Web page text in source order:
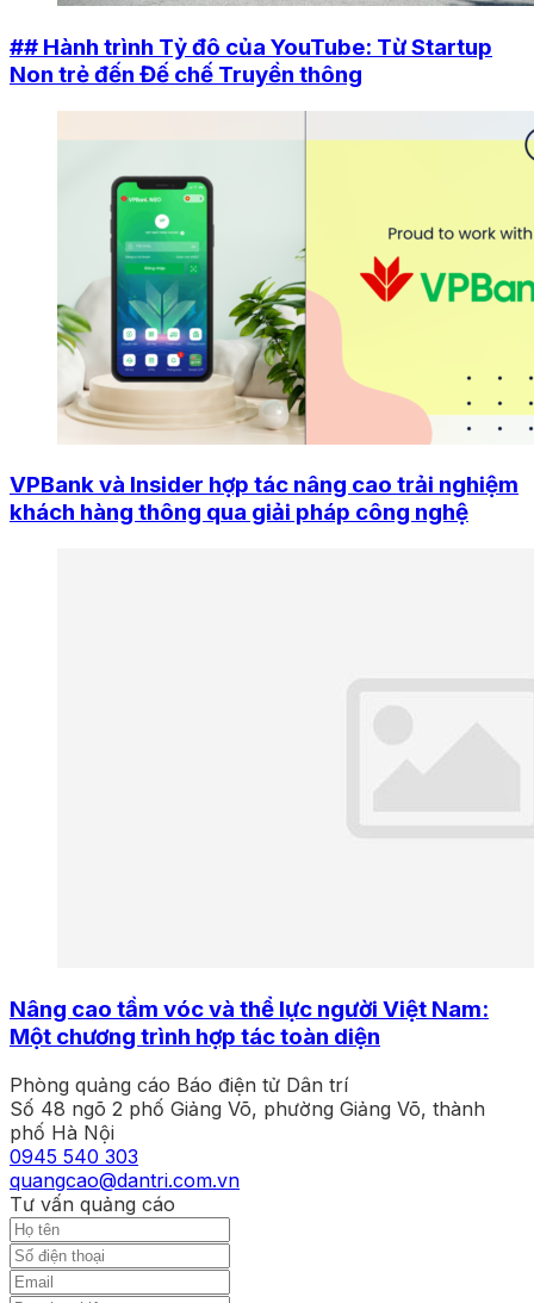
## Hành trình Tỷ đô của YouTube: Từ Startup
Non trẻ đến Đế chế Truyền thông
VPBank và Insider hợp tác nâng cao trải nghiệm
khách hàng thông qua giải pháp công nghệ
Nâng cao tầm vóc và thể lực người Việt Nam:
Một chương trình hợp tác toàn diện
Phòng quảng cáo Báo điện tử Dân trí
Số 48 ngõ 2 phố Giảng Võ, phường Giảng Võ, thành
phố Hà Nội
0945 540 303
quangcao@dantri.com.vn
Tư vấn quảng cáo